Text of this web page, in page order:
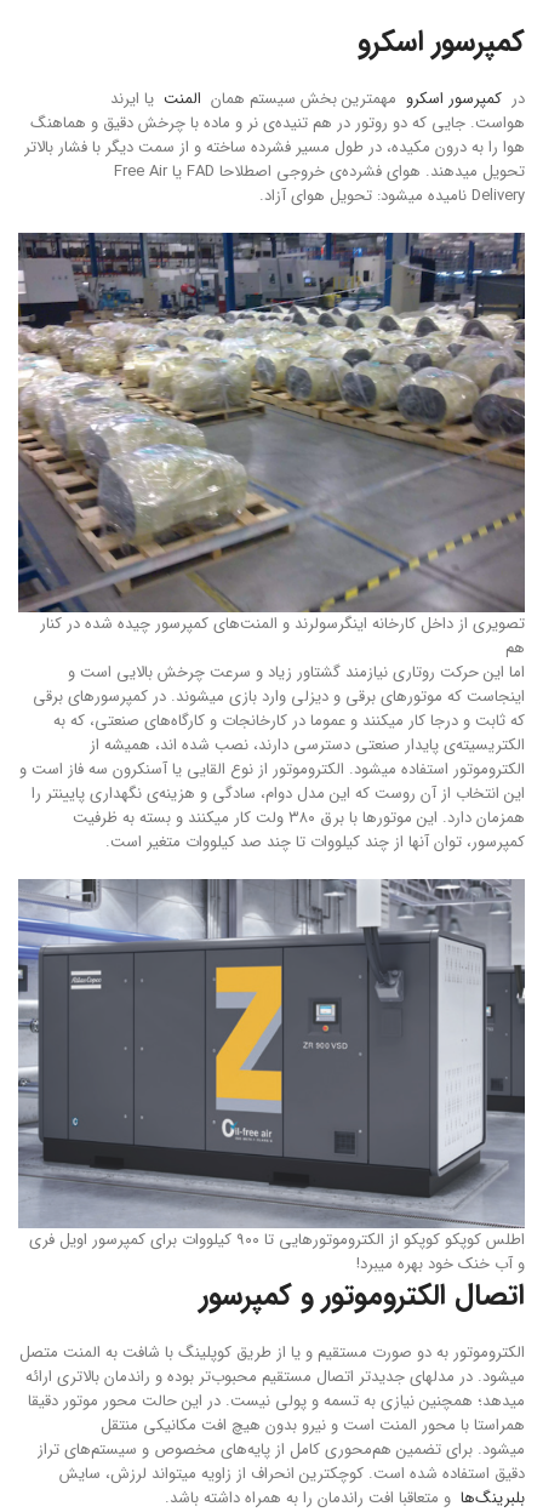
کمپرسور اسکرو
در کمپرسور اسکرو مهمترین بخش سیستم همان المنت یا ایرند
هواست. جایی که دو روتور در هم تنیده‌ی نر و ماده با چرخش دقیق و هماهنگ
هوا را به درون مکیده، در طول مسیر فشرده ساخته و از سمت دیگر با فشار بالاتر
تحویل میدهند. هوای فشرده‌ی خروجی اصطلاحا FAD یا Free Air
Delivery نامیده میشود: تحویل هوای آزاد.
تصویری از داخل کارخانه اینگرسولرند و المنت‌های کمپرسور چیده شده در کنار
هم
اما این حرکت روتاری نیازمند گشتاور زیاد و سرعت چرخش بالایی است و
اینجاست که موتورهای برقی و دیزلی وارد بازی میشوند. در کمپرسورهای برقی
که ثابت و درجا کار میکنند و عموما در کارخانجات و کارگاه‌های صنعتی، که به
الکتریسیته‌ی پایدار صنعتی دسترسی دارند، نصب شده اند، همیشه از
الکتروموتور استفاده میشود. الکتروموتور از نوع القایی یا آسنکرون سه فاز است و
این انتخاب از آن روست که این مدل دوام، سادگی و هزینه‌ی نگهداری پایینتر را
همزمان دارد. این موتورها با برق ۳۸۰ ولت کار میکنند و بسته به ظرفیت
کمپرسور، توان آنها از چند کیلووات تا چند صد کیلووات متغیر است.
اطلس کوپکو کوپکو از الکتروموتورهایی تا ۹۰۰ کیلووات برای کمپرسور اویل فری
و آب خنک خود بهره میبرد!
اتصال الکتروموتور و کمپرسور
الکتروموتور به دو صورت مستقیم و یا از طریق کوپلینگ با شافت به المنت متصل
میشود. در مدلهای جدیدتر اتصال مستقیم محبوب‌تر بوده و راندمان بالاتری ارائه
میدهد؛ همچنین نیازی به تسمه و پولی نیست. در این حالت محور موتور دقیقا
همراستا با محور المنت است و نیرو بدون هیچ افت مکانیکی منتقل
میشود. برای تضمین هم‌محوری کامل از پایه‌های مخصوص و سیستم‌های تراز
دقیق استفاده شده است. کوچکترین انحراف از زاویه میتواند لرزش، سایش
بلبرینگ‌ها و متعاقبا افت راندمان را به همراه داشته باشد.